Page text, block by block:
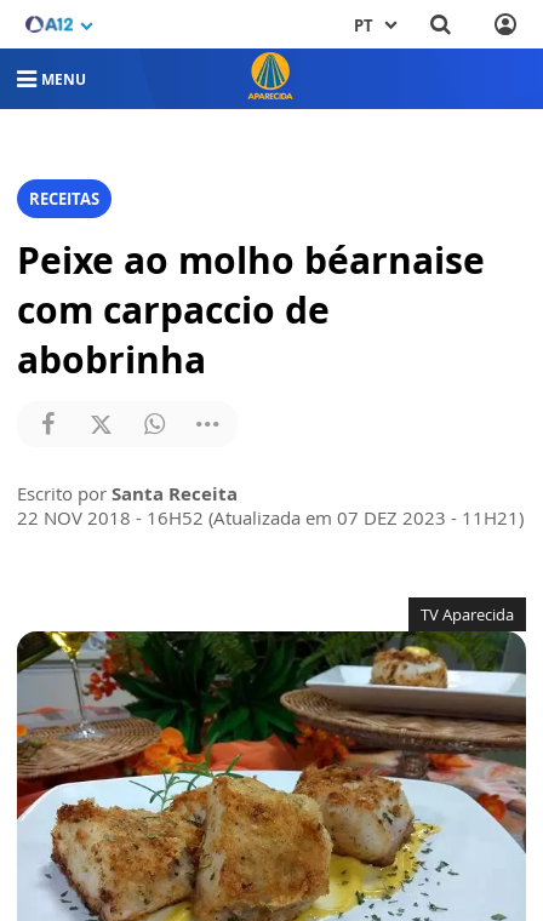
PT
MENU
RECEITAS
Peixe ao molho béarnaise
com carpaccio de
abobrinha
Escrito por Santa Receita
22 NOV 2018 - 16H52 (Atualizada em 07 DEZ 2023 - 11H21)
TV Aparecida